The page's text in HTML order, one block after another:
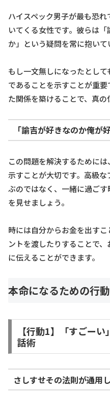
ハイスペック男子が最も恐
いてくる女性です。彼らは
か」という疑問を常に抱いて
もし一文無しになったとし
であることを示すことが重
た関係を築けることで、真の
「諭吉が好きなのか俺が
この問題を解決するために
示すことが大切です。高級
ぶのではなく、一緒に過ご
を見せましょう。
時には自分からお金を出す
ントを渡したりすることで
に伝えることができます。
本命になるための行
【行動1】「すごー
話術
さしすせその法則が通用